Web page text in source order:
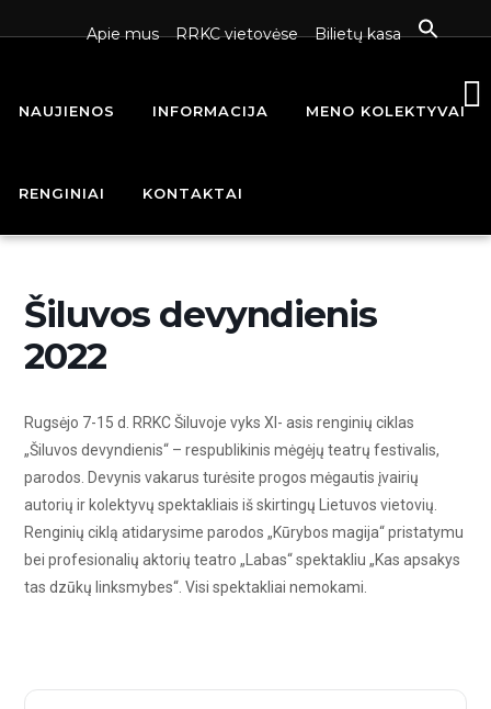
Apie mus RRKC vietovėse Bilietų kasa
NAUJIENOS INFORMACIJA MENO KOLEKTYVAI
RENGINIAI KONTAKTAI
Šiluvos devyndienis
2022
Rugsėjo 7-15 d. RRKC Šiluvoje vyks XI- asis renginių ciklas
„Šiluvos devyndienis“ – respublikinis mėgėjų teatrų festivalis,
parodos. Devynis vakarus turėsite progos mėgautis įvairių
autorių ir kolektyvų spektakliais iš skirtingų Lietuvos vietovių.
Renginių ciklą atidarysime parodos „Kūrybos magija“ pristatymu
bei profesionalių aktorių teatro „Labas“ spektakliu „Kas apsakys
tas dzūkų linksmybes“. Visi spektakliai nemokami.